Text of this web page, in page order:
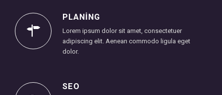
PLANING
Lorem ipsum dolor sit amet, consectetuer
adipiscing elit. Aenean commodo ligula eget
dolor.
SEO